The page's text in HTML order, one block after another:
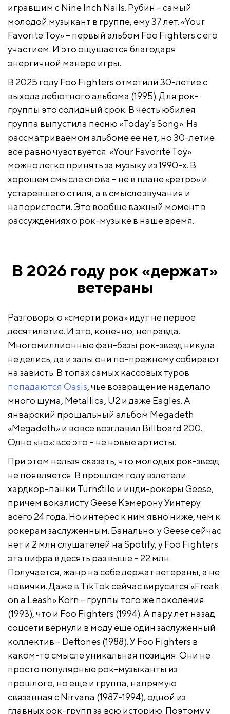
игравшим с Nine Inch Nails. Рубин – самый
молодой музыкант в группе, ему 37 лет. «Your
Favorite Toy» – первый альбом Foo Fighters с его
участием. И это ощущается благодаря
энергичной манере игры.
В 2025 году Foo Fighters отметили 30-летие с
выхода дебютного альбома (1995). Для рок-
группы это солидный срок. В честь юбилея
группа выпустила песню «Today’s Song». На
рассматриваемом альбоме ее нет, но 30-летие
все равно чувствуется. «Your Favorite Toy»
можно легко принять за музыку из 1990-х. В
хорошем смысле слова – не в плане «ретро» и
устаревшего стиля, а в смысле звучания и
напористости. Это вообще важный момент в
рассуждениях о рок-музыке в наше время.
В 2026 году рок «держат»
ветераны
Разговоры о «смерти рока» идут не первое
десятилетие. И это, конечно, неправда.
Многомиллионные фан-базы рок-звезд никуда
не делись, да и залы они по-прежнему собирают
на зависть. В топах самых кассовых туров
попадаются Oasis, чье возвращение наделало
много шума, Metallica, U2 и даже Eagles. А
январский прощальный альбом Megadeth
«Megadeth» и вовсе возглавил Billboard 200.
Одно «но»: все это – не новые артисты.
При этом нельзя сказать, что молодых рок-звезд
не появляется. В прошлом году взлетели
хардкор-панки Turnstile и инди-рокеры Geese,
причем вокалисту Geese Кэмерону Уинтеру
всего 24 года. Но интерес к ним явно ниже, чем к
рокерам заслуженным. Банально: у Geese сейчас
нет и 2 млн слушателей на Spotify, у Foo Fighters
эта цифра в десять раз выше – 22 млн.
Получается, жанр на себе держат ветераны, а не
новички. Даже в TikTok сейчас вирусится «Freak
on a Leash» Korn – группы того же поколения
(1993), что и Foo Fighters (1994). А пару лет назад
соцсети вернули в моду еще один заслуженный
коллектив – Deftones (1988). У Foo Fighters в
каком-то смысле уникальная позиция. Они не
просто популярные рок-музыканты из
прошлого, но еще и группа, напрямую
связанная с Nirvana (1987-1994), одной из
главных рок-групп за всю историю. Поэтому у